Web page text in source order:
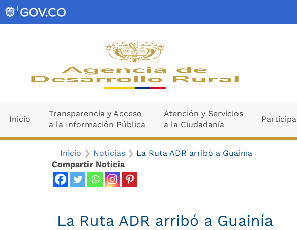
contenido
al
contenido
Inicio
Transparencia y Acceso
a la Información Pública
Atención y Servicios
a la Ciudadanía
Participa
Inicio Noticias
La Ruta ADR arribó a Guainía
Compartir Noticia
La Ruta ADR arribó a Guainía